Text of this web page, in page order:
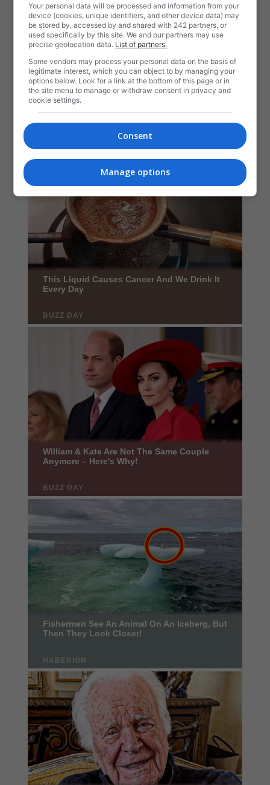
Your personal data will be processed and information from your
device (cookies, unique identifiers, and other device data) may
be stored by, accessed by and shared with 242 partners, or
used specifically by this site. We and our partners may use
precise geolocation data. List of partners.
Some vendors may process your personal data on the basis of
legitimate interest, which you can object to by managing your
options below. Look for a link at the bottom of this page or in
the site menu to manage or withdraw consent in privacy and
cookie settings.
Consent
Manage options